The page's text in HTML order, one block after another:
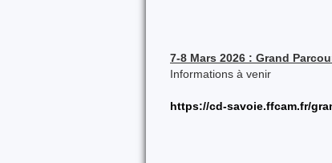
7-8 Mars 2026 : Grand
Informations à venir
https://cd-savoie.ffcam.fr/